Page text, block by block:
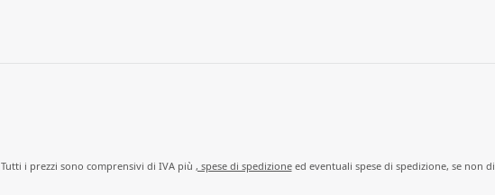
Tutti i prezzi sono comprensivi di IVA più , spese di spedizioneed eventuali spese di spedizione, se non